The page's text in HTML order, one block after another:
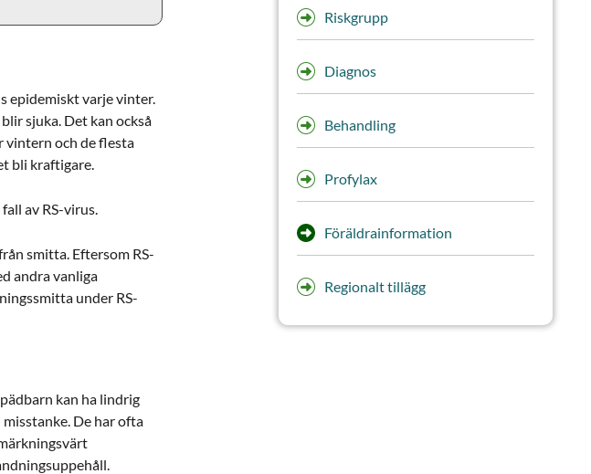
epidemiskt varje vinter.
sjuka. Det kan också
vintern och de flesta
bli kraftigare.
av RS-virus.
smitta. Eftersom RS-
andra vanliga
under RS-
kan ha lindrig
De har ofta
Riskgrupp
Diagnos
Behandling
Profylax
Föräldrainformation
Regionalt tillägg